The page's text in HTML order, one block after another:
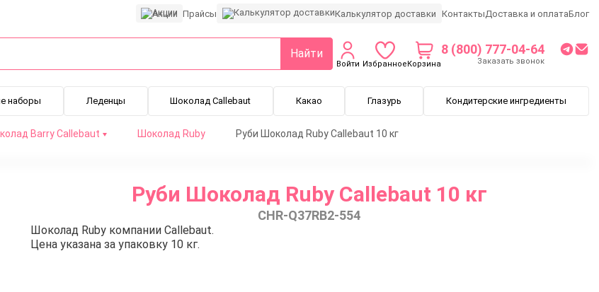
Акции Прайсы Калькулятор доставки КонтактыДоставка и оплатаБлог
Найти
Войти ИзбранноеКорзина
8 (800) 777-04-64
Заказать звонок
наборы Леденцы Шоколад Callebaut Какао Глазурь Кондитерские ингредиенты
Barry Callebaut Шоколад Ruby Руби Шоколад Ruby Callebaut 10 кг
Руби Шоколад Ruby Callebaut 10 кг
CHR-Q37RB2-554
Шоколад Ruby компании Callebaut.
Цена указана за упаковку 10 кг.